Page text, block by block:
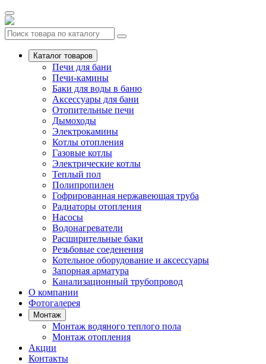
Каталог товаров
Печи для бани
Печи-камины
Баки для воды в баню
Аксессуары для бани
Отопительные печи
Дымоходы
Электрокамины
Котлы отопления
Газовые котлы
Электрические котлы
Теплый пол
Полипропилен
Гофрированная нержавеющая труба
Радиаторы отопления
Насосы
Водонагреватели
Расширительные баки
Резьбовые соеденения
Котельное оборудование и аксессуары
Запорная арматура
Канализационный трубопровод
О компании
Фотогалерея
Монтаж
Монтаж водяного теплого пола
Монтаж отопления
Акции
Контакты